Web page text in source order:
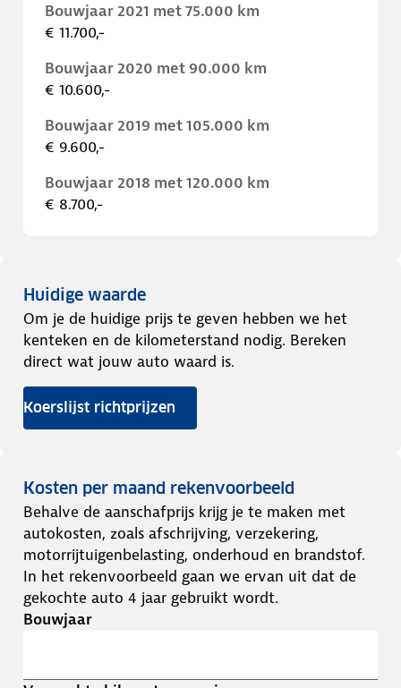
Bouwjaar 2021 met 75.000 km
€ 11.700,-
Bouwjaar 2020 met 90.000 km
€ 10.600,-
Bouwjaar 2019 met 105.000 km
€ 9.600,-
Bouwjaar 2018 met 120.000 km
€ 8.700,-
Huidige waarde
Om je de huidige prijs te geven hebben we het
kenteken en de kilometerstand nodig. Bereken
direct wat jouw auto waard is.
Koerslijst richtprijzen
Kosten per maand rekenvoorbeeld
Behalve de aanschafprijs krijg je te maken met
autokosten, zoals afschrijving, verzekering,
motorrijtuigenbelasting, onderhoud en brandstof.
In het rekenvoorbeeld gaan we ervan uit dat de
gekochte auto 4 jaar gebruikt wordt.
Bouwjaar